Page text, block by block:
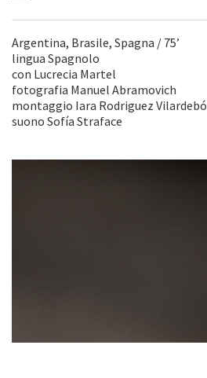
Argentina, Brasile, Spagna / 75’
lingua Spagnolo
con Lucrecia Martel
fotografia Manuel Abramovich
montaggio Iara Rodriguez Vilardebó
suono Sofía Straface